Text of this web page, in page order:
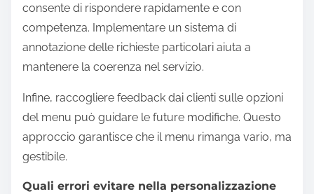
consente di rispondere rapidamente e con
competenza. Implementare un sistema di
annotazione delle richieste particolari aiuta a
mantenere la coerenza nel servizio.
Infine, raccogliere feedback dai clienti sulle opzioni
del menu può guidare le future modifiche. Questo
approccio garantisce che il menu rimanga vario, ma
gestibile.
Quali errori evitare nella personalizzazione